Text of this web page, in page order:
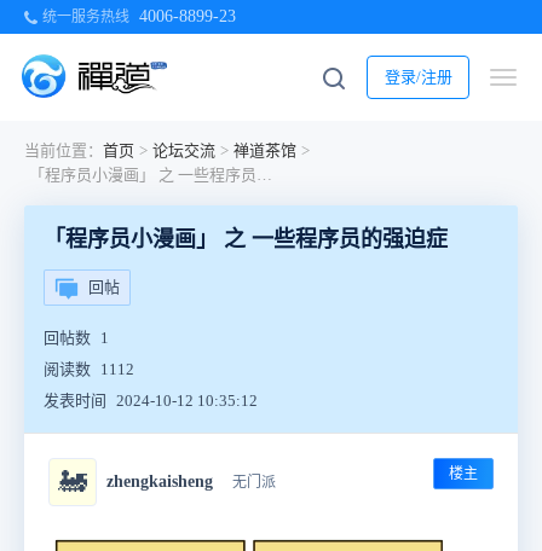
统一服务热线 4006-8899-23
登录/注册
当前位置： 首页 > 论坛交流 > 禅道茶馆 >
「程序员小漫画」 之 一些程序员的强迫症
「程序员小漫画」 之 一些程序员的强迫症
回帖
回帖数 1
阅读数 1112
发表时间
2024-10-12 10:35:12
🚂 zhengkaisheng 无门派 楼主